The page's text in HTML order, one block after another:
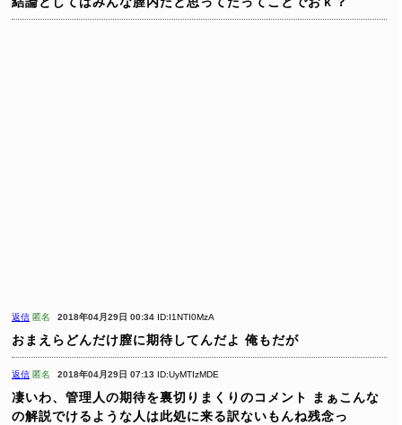
返信 匿名 2018年04月29日 00:34 ID:I1NTI0MzA
おまえらどんだけ膣に期待してんだよ 俺もだが
返信 匿名 2018年04月29日 07:13 ID:UyMTIzMDE
凄いわ、管理人の期待を裏切りまくりのコメント
まぁこんな
の解説でけるような人は此処に来る訳ないもんね残念っ